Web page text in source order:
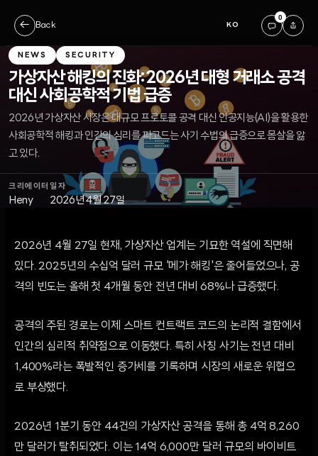
← Back KO
0
NEWS SECURITY
가상자산 해킹의 진화: 2026년 대형 거래소 공격
대신 사회공학적 기법 급증
2026년 가상자산 시장은 대규모 프로토콜 공격 대신 인공지능(AI)을 활용한
사회공학적 해킹과 인간의 심리를 파고드는 사기 수법의 급증으로 몸살을 앓
고 있다.
크리에이터
Heny
일자
2026년 4월 27일
2026년 4월 27일 현재, 가상자산 업계는 기묘한 역설에 직면해
있다. 2025년의 수십억 달러 규모 '메가 해킹'은 줄어들었으나, 공
격의 빈도는 올해 첫 4개월 동안 전년 대비 68%나 급증했다.
공격의 주된 경로는 이제 스마트 컨트랙트 코드의 논리적 결함에서
인간의 심리적 취약점으로 이동했다. 특히 사칭 사기는 전년 대비
1,400%라는 폭발적인 증가세를 기록하며 시장의 새로운 위협으
로 부상했다.
2026년 1분기 동안 44건의 가상자산 공격을 통해 총 4억 8,260
만 달러가 탈취되었다. 이는 14억 6,000만 달러 규모의 바이비트